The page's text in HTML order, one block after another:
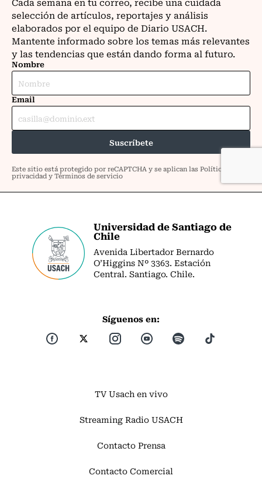
Universidad de Santiago de
Chile
Avenida Libertador Bernardo
O’Higgins Nº 3363. Estación
Central. Santiago. Chile.
Síguenos en:
TV Usach en vivo
Streaming Radio USACH
Contacto Prensa
Contacto Comercial